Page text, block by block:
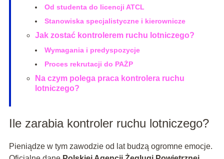
Od studenta do licencji ATCL
Stanowiska specjalistyczne i kierownicze
Jak zostać kontrolerem ruchu lotniczego?
Wymagania i predyspozycje
Proces rekrutacji do PAŻP
Na czym polega praca kontrolera ruchu
lotniczego?
Ile zarabia kontroler ruchu lotniczego?
Pieniądze w tym zawodzie od lat budzą ogromne emocje.